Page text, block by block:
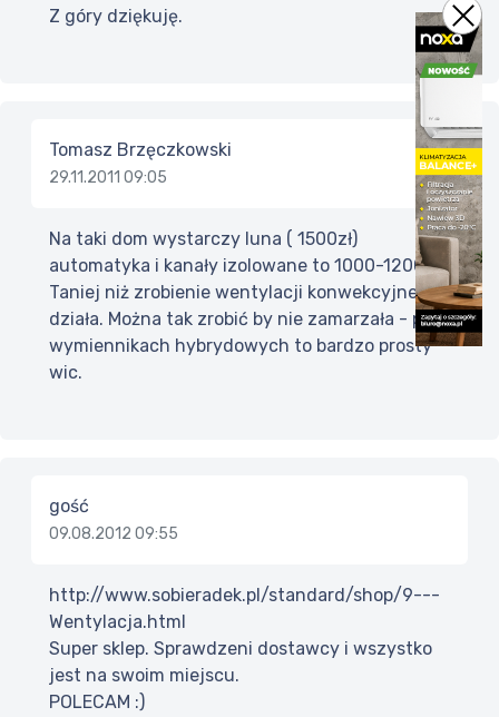
Z góry dziękuję.
Tomasz Brzęczkowski
29.11.2011 09:05
Na taki dom wystarczy luna ( 1500zł)
automatyka i kanały izolowane to 1000-1200zł.
Taniej niż zrobienie wentylacji konwekcyjnej i
działa. Można tak zrobić by nie zamarzała - przy
wymiennikach hybrydowych to bardzo prosty
wic.
gość
09.08.2012 09:55
http://www.sobieradek.pl/standard/shop/9---
Wentylacja.html
Super sklep. Sprawdzeni dostawcy i wszystko
jest na swoim miejscu.
POLECAM :)